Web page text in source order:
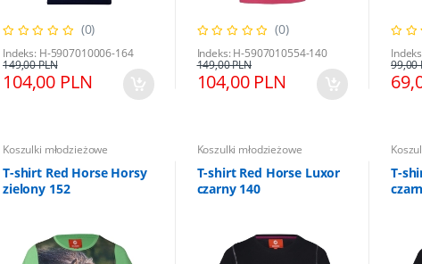
Koszulki młodzieżowe
System do lonżowania
170,00 PLN
Koszulki młodzieżowe
Derka siatkowa HKM Flamingo 145
152,00 PLN
(0)
Indeks: H-5907010006-164
104,00 PLN
149,00 PLN
(0)
Indeks: H-5907010554-140
104,00 PLN
149,00 PLN 99,00
Koszulki młodzieżowe
T-shirt Red Horse Horsy
zielony 152
Koszulki młodzieżowe
T-shirt Red Horse Luxor
czarny 140
T-